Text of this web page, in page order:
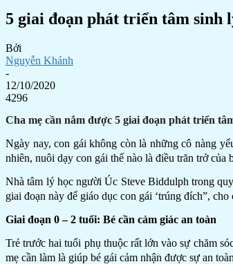
5 giai đoạn phát triển tâm sinh
Bởi
Nguyễn Khánh
-
12/10/2020
4296
Cha mẹ cần nắm được 5 giai đoạn phát triển
Ngày nay, con gái không còn là những cô nàng
nhiên, nuôi dạy con gái thế nào là điều trăn trở của
Nhà tâm lý học người Úc Steve Biddulph trong
giai đoạn này để giáo dục con gái ‘trúng đích”,
Giai đoạn 0 – 2 tuổi: Bé cần cảm giác an toàn
Trẻ trước hai tuổi phụ thuộc rất lớn vào sự chăm
mẹ cần làm là giúp bé gái cảm nhận được sự an